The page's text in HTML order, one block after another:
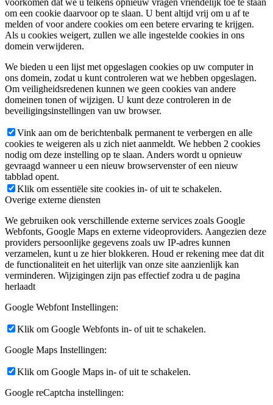
voorkomen dat we u telkens opnieuw vragen vriendelijk toe te staan
om een cookie daarvoor op te slaan. U bent altijd vrij om u af te
melden of voor andere cookies om een betere ervaring te krijgen.
Als u cookies weigert, zullen we alle ingestelde cookies in ons
domein verwijderen.
We bieden u een lijst met opgeslagen cookies op uw computer in
ons domein, zodat u kunt controleren wat we hebben opgeslagen.
Om veiligheidsredenen kunnen we geen cookies van andere
domeinen tonen of wijzigen. U kunt deze controleren in de
beveiligingsinstellingen van uw browser.
Vink aan om de berichtenbalk permanent te verbergen en alle
cookies te weigeren als u zich niet aanmeldt. We hebben 2 cookies
nodig om deze instelling op te slaan. Anders wordt u opnieuw
gevraagd wanneer u een nieuw browservenster of een nieuw
tabblad opent.
Klik om essentiële site cookies in- of uit te schakelen.
Overige externe diensten
We gebruiken ook verschillende externe services zoals Google
Webfonts, Google Maps en externe videoproviders. Aangezien deze
providers persoonlijke gegevens zoals uw IP-adres kunnen
verzamelen, kunt u ze hier blokkeren. Houd er rekening mee dat dit
de functionaliteit en het uiterlijk van onze site aanzienlijk kan
verminderen. Wijzigingen zijn pas effectief zodra u de pagina
herlaadt
Google Webfont Instellingen:
Klik om Google Webfonts in- of uit te schakelen.
Google Maps Instellingen:
Klik om Google Maps in- of uit te schakelen.
Google reCaptcha instellingen: